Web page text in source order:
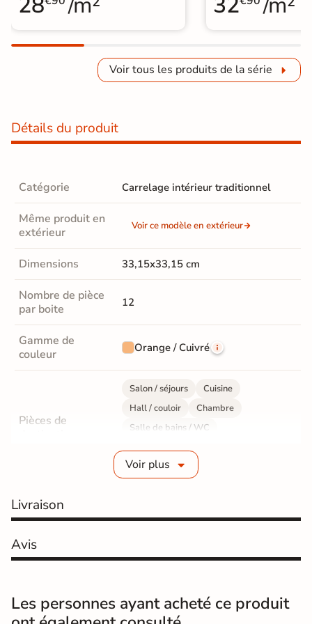
Voir tous les produits de la série
Détails du produit
Catégorie Carrelage intérieur traditionnel
Même produit en
extérieur
Voir ce modèle en extérieur
Dimensions 33,15x33,15 cm
Nombre de pièce
par boite
12
Gamme de
couleur
Orange / Cuivré
Pièces de
Salon / séjours
Cuisine
Hall / couloir
Chambre
Salle de bains / WC
Sol intérieur
Fabrication
Résistance à
Masse colorée Non
Voir plus
Livraison
Avis
Les personnes ayant acheté ce produit